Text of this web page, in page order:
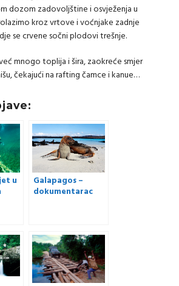
dozom zadovoljštine i osvježenja u
kroz vrtove i voćnjake zadnje
se crvene sočni plodovi trešnje.
mnogo toplija i šira, zaokreće smjer
čekajući na rafting čamce i kanue…
u
Galapagos –
dokumentarac